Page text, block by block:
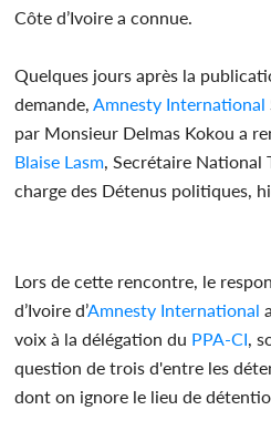
Côte d’Ivoire a connue.
Quelques jours après la
demande,Amnesty International
par Monsieur Delmas Kokou a
Blaise Lasm, Secrétaire National
charge des Détenus politiques,
Lors de cette rencontre, le
d’Ivoire d’Amnesty International
voix à la délégation du PPA-CI,
question de trois d'entre les
dont on ignore le lieu de